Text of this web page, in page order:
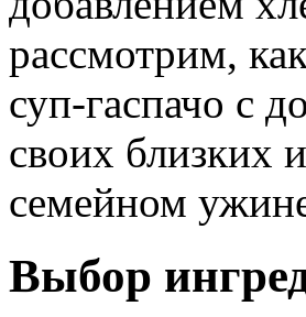
рассмотрим,
суп-гаспачо с
своих близких
семейном
Выбор